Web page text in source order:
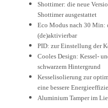
Shottimer: die neue
Shottimer ausgestattet
Eco Modus nach 30 Min:
(de)aktivierbar
PID: zur Einstellung der
Cooles Design: Kessel-
schwarzem Hintergrund
Kesselisolierung zur
eine bessere
Aluminium Tamper im